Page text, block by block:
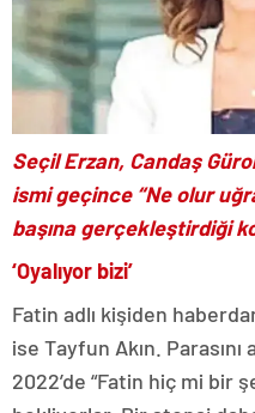
Seçil Erzan, Candaş
ismi geçince “Ne olur
başına gerçekleştirdiği
‘Oyalıyor bizi’
Fatin adlı kişiden
ise Tayfun Akın. Parasını
2022’de “Fatin hiç mi bir